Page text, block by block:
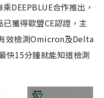
DEEPBLUE合作推出，
獲得歐盟CE認證，主
效檢測Omicron及Delta
快15分鐘就能知道檢測